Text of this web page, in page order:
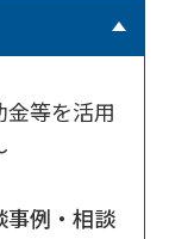
等を活用
事例・相談